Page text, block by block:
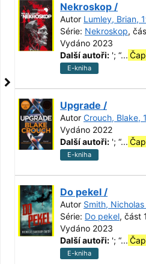
Nekroskop /
Autor Lumley, Brian,
Série: Nekroskop,
Vydáno 2023
Další autoři: '; “...
E-kniha
Upgrade /
Autor Crouch, Blake,
Vydáno 2022
Další autoři: '; “...
E-kniha
Do pekel /
Autor Smith,
Série: Do pekel, část 1
Vydáno 2023
Další autoři: '; “...
E-kniha